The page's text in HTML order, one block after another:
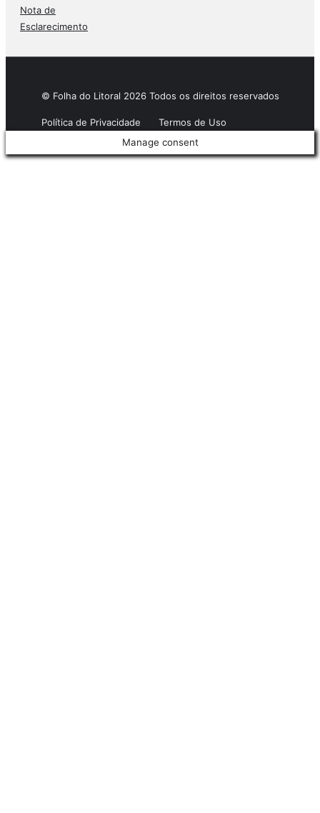
Nota de
Esclarecimento
© Folha do Litoral 2026 Todos os direitos reservados
Política de Privacidade
Termos de Uso
Manage consent